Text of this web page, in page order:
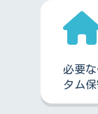
必要
タム保